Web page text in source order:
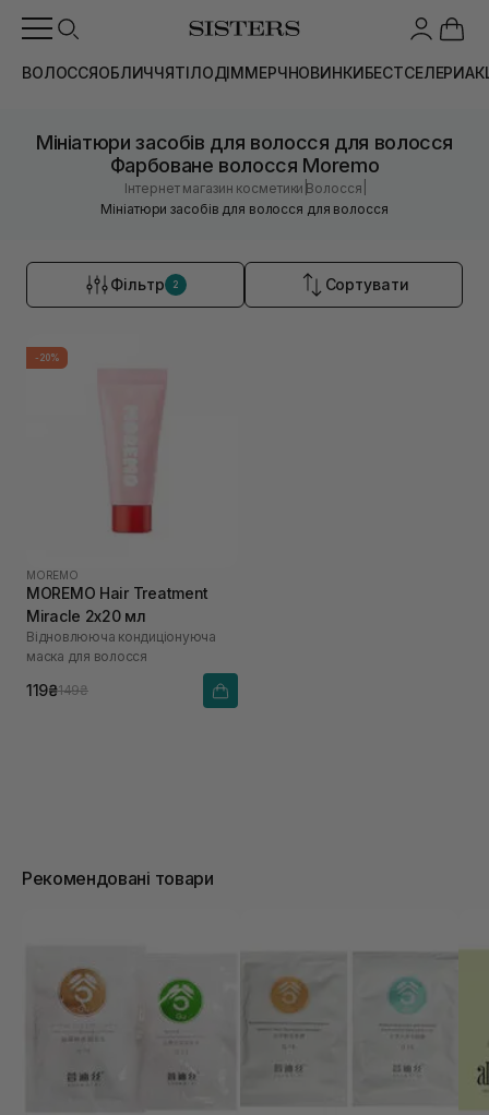
ВОЛОССЯОБЛИЧЧЯТІЛОДІММЕРЧНОВИНКИБЕСТСЕЛЕРИ
Мініатюри засобів для волосся для волосся
Фарбоване волосся Moremo
Інтернет магазин косметики |Волосся
Мініатюри засобів для волосся для волосся
Фільтр 2 Сортувати
-20%
MOREMO
MOREMO Hair Treatment
Miracle 2х20 мл
Відновлююча кондиціонуюча
маска для волосся
119₴149₴
Рекомендовані товари